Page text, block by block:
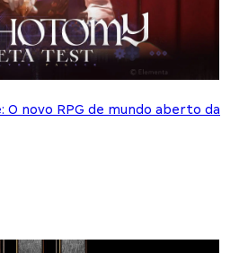
O novo RPG de mundo aberto da